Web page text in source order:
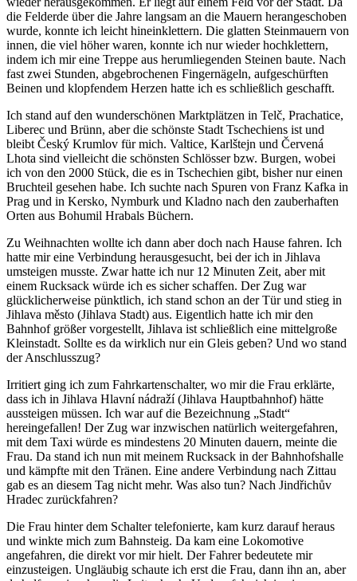
die Felderde über die Jahre langsam an die Mauern herangeschoben
wurde, konnte ich leicht hineinklettern. Die glatten Steinmauern von
innen, die viel höher waren, konnte ich nur wieder hochklettern,
indem ich mir eine Treppe aus herumliegenden Steinen baute. Nach
fast zwei Stunden, abgebrochenen Fingernägeln, aufgeschürften
Beinen und klopfendem Herzen hatte ich es schließlich geschafft.
Ich stand auf den wunderschönen Marktplätzen in Telč, Prachatice,
Liberec und Brünn, aber die schönste Stadt Tschechiens ist und
bleibt Český Krumlov für mich. Valtice, Karlštejn und Červená
Lhota sind vielleicht die schönsten Schlösser bzw. Burgen, wobei
ich von den 2000 Stück, die es in Tschechien gibt, bisher nur einen
Bruchteil gesehen habe. Ich suchte nach Spuren von Franz Kafka in
Prag und in Kersko, Nymburk und Kladno nach den zauberhaften
Orten aus Bohumil Hrabals Büchern.
Zu Weihnachten wollte ich dann aber doch nach Hause fahren. Ich
hatte mir eine Verbindung herausgesucht, bei der ich in Jihlava
umsteigen musste. Zwar hatte ich nur 12 Minuten Zeit, aber mit
einem Rucksack würde ich es sicher schaffen. Der Zug war
glücklicherweise pünktlich, ich stand schon an der Tür und stieg in
Jihlava město (Jihlava Stadt) aus. Eigentlich hatte ich mir den
Bahnhof größer vorgestellt, Jihlava ist schließlich eine mittelgroße
Kleinstadt. Sollte es da wirklich nur ein Gleis geben? Und wo stand
der Anschlusszug?
Irritiert ging ich zum Fahrkartenschalter, wo mir die Frau erklärte,
dass ich in Jihlava Hlavní nádraží (Jihlava Hauptbahnhof) hätte
aussteigen müssen. Ich war auf die Bezeichnung „Stadt“
hereingefallen! Der Zug war inzwischen natürlich weitergefahren,
mit dem Taxi würde es mindestens 20 Minuten dauern, meinte die
Frau. Da stand ich nun mit meinem Rucksack in der Bahnhofshalle
und kämpfte mit den Tränen. Eine andere Verbindung nach Zittau
gab es an diesem Tag nicht mehr. Was also tun? Nach Jindřichův
Hradec zurückfahren?
Die Frau hinter dem Schalter telefonierte, kam kurz darauf heraus
und winkte mich zum Bahnsteig. Da kam eine Lokomotive
angefahren, die direkt vor mir hielt. Der Fahrer bedeutete mir
einzusteigen. Ungläubig schaute ich erst die Frau, dann ihn an, aber